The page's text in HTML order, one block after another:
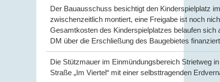
Der Bauausschuss besichtigt den Kinderspielplatz
zwischenzeitlich montiert, eine Freigabe ist noch
Gesamtkosten des Kinderspielplatzes belaufen sich
DM über die Erschließung des Baugebietes
Die Stützmauer im Einmündungsbereich Strietweg
Straße „Im Viertel“ mit einer selbsttragenden